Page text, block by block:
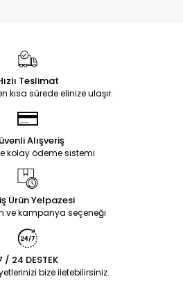
Teslimat
kısa sürede elinize ulaşır.
Alışveriş
kolay ödeme sistemi
Ürün Yelpazesi
ve kampanya seçeneği
/ 24 DESTEK
bize iletebilirsiniz.